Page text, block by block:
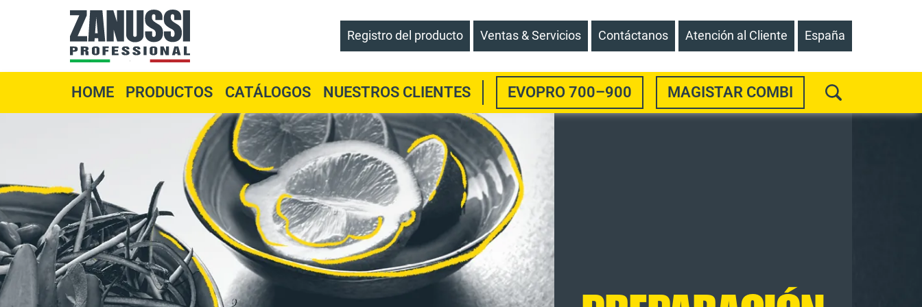
Registro del producto Ventas & Servicios Contáctanos Atención al Cliente España
HOME PRODUCTOS CATÁLOGOS NUESTROS CLIENTES
MENU
ITEM
EVOPRO 700–900 MAGISTAR COMBI